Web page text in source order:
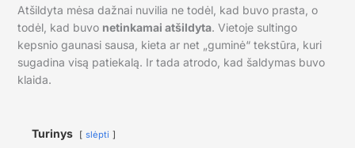
Atšildyta mėsa dažnai nuvilia ne todėl, kad buvo prasta, o
todėl, kad buvo netinkamai atšildyta. Vietoje sultingo
kepsnio gaunasi sausa, kieta ar net „guminė“ tekstūra, kuri
sugadina visą patiekalą. Ir tada atrodo, kad šaldymas buvo
klaida.
Turinys slėpti